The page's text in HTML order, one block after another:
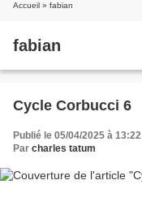
Accueil » fabian
fabian
Cycle Corbucci 6
Publié le 05/04/2025 à 13:22
Par charles tatum